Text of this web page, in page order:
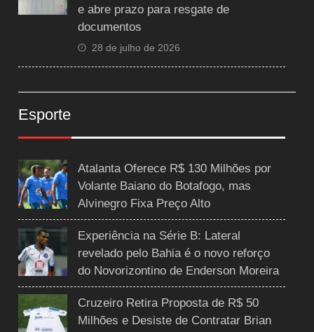
e abre prazo para resgate de
documentos
28 de julho de 2026
Esporte
Atalanta Oferece R$ 130 Milhões por
Volante Baiano do Botafogo, mas
Alvinegro Fixa Preço Alto
Experiência na Série B: Lateral
revelado pelo Bahia é o novo reforço
do Novorizontino de Enderson Moreira
Cruzeiro Retira Proposta de R$ 50
Milhões e Desiste de Contratar Brian